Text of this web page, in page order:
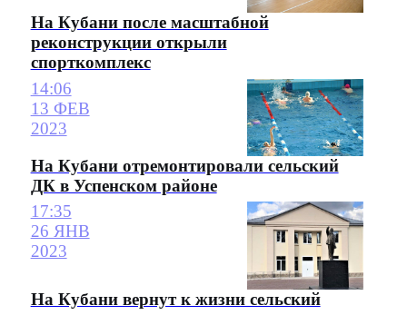
На Кубани после масштабной
реконструкции открыли
спорткомплекс
14:06
13 ФЕВ
2023
На Кубани отремонтировали сельский
ДК в Успенском районе
17:35
26 ЯНВ
2023
На Кубани вернут к жизни сельский